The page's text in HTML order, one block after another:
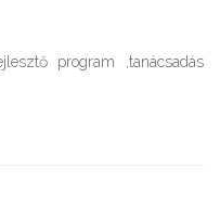
program ,tanácsadás